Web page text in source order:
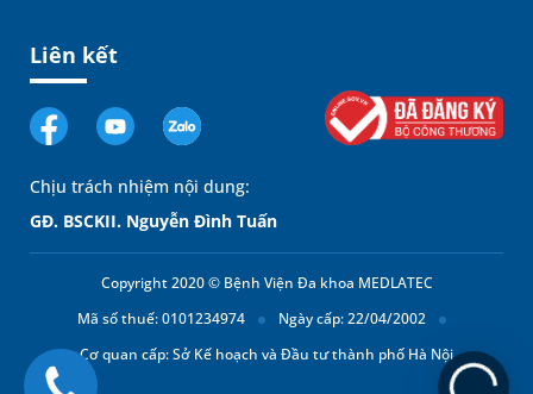
Liên kết
Chịu trách nhiệm nội dung:
GĐ. BSCKII. Nguyễn Đình Tuấn
Copyright 2020 © Bệnh Viện Đa khoa MEDLATEC
Mã số thuế: 0101234974
Ngày cấp: 22/04/2002
Cơ quan cấp: Sở Kế hoạch và Đầu tư thành phố Hà Nội